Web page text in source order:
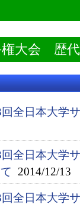
権大会 歴
回全日本大学
回全日本大学
2014/12/13
回全日本大学